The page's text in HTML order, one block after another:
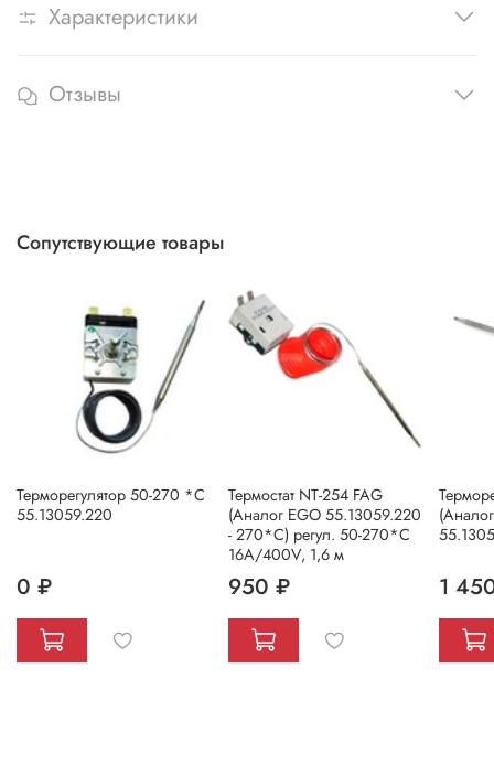
Характеристики
Отзывы
Сопутствующие товары
Терморегулятор 50-270 *C
55.13059.220
0 ₽
Термостат NT-254 FAG
(Аналог EGO 55.13059.220
- 270*С) регул. 50-270*С
16А/400V, 1,6 м
950 ₽ 1